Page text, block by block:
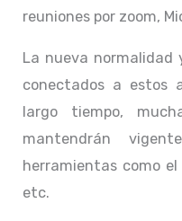
reuniones por zoom,
La nueva
conectados a estos
largo tiempo,
mantendrán
herramientas como
etc.